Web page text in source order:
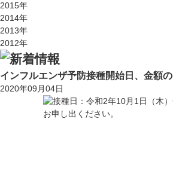
2015年
2014年
2013年
2012年
インフルエンザ予防接種開始日、金額
2020年09月04日